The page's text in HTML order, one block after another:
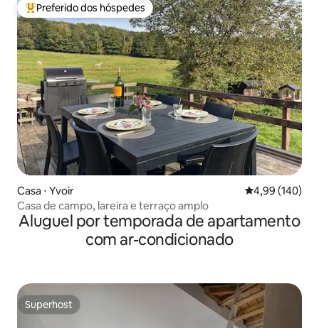
Entre os melhores preferidos dos hóspedes
Preferido dos hóspedes
Casa ⋅ Yvoir 4,99 de uma
4,99 (140)
Casa de campo, lareira e terraço amplo
Aluguel por temporada de apartamento
com ar-condicionado
Superhost
Superhost